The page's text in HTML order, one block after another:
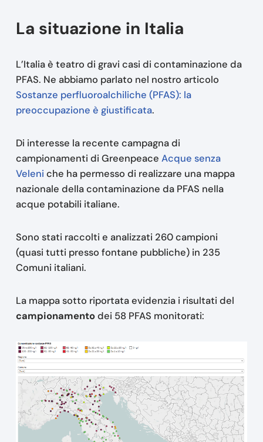
La situazione in Italia
L’Italia è teatro di gravi casi di contaminazione da
PFAS. Ne abbiamo parlato nel nostro articolo
Sostanze perfluoroalchiliche (PFAS): la
preoccupazione è giustificata.
Di interesse la recente campagna di
campionamenti di Greenpeace Acque senza
Veleni che ha permesso di realizzare una mappa
nazionale della contaminazione da PFAS nella
acque potabili italiane.
Sono stati raccolti e analizzati 260 campioni
(quasi tutti presso fontane pubbliche) in 235
Comuni italiani.
La mappa sotto riportata evidenzia i risultati del
campionamentodei 58 PFAS monitorati: